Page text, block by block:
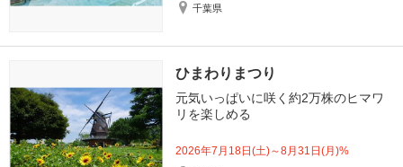
千葉県
ひまわりまつり
元気いっぱいに咲く約2万株のヒマワ
リを楽しめる
2026年7月18日(土)～8月31日(月)%